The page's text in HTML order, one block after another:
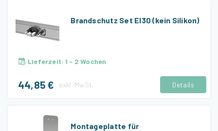
Brandschutz Set EI30 (kein Silikon)
Lieferzeit: 1 - 2 Wochen
44,85 € exkl. MwSt. Details
Montageplatte für